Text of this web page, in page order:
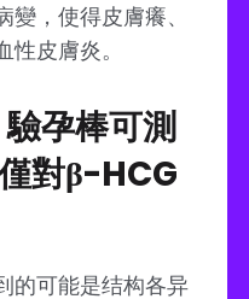
，使得皮膚癢、
皮膚炎。
孕棒可測
對β-HCG
的可能是结构各异